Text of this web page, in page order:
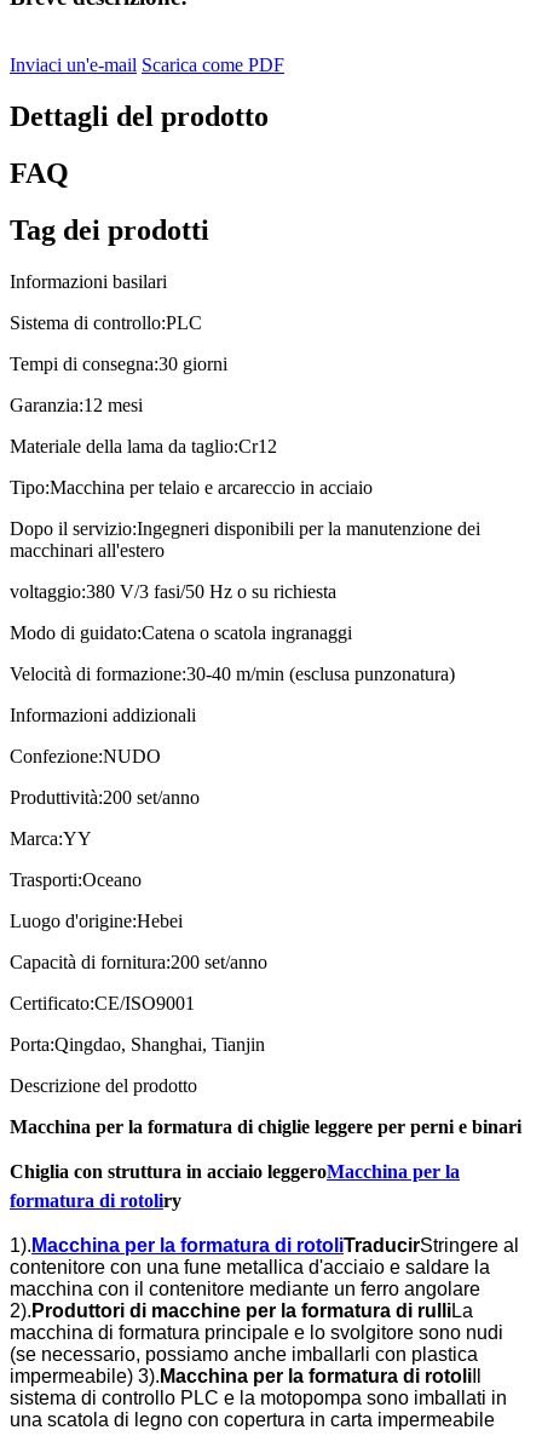
Inviaci un'e-mail Scarica come PDF
Dettagli del prodotto
FAQ
Tag dei prodotti
Informazioni basilari
Sistema di controllo:PLC
Tempi di consegna:30 giorni
Garanzia:12 mesi
Materiale della lama da taglio:Cr12
Tipo:Macchina per telaio e arcareccio in acciaio
Dopo il servizio:Ingegneri disponibili per la manutenzione dei
macchinari all'estero
voltaggio:380 V/3 fasi/50 Hz o su richiesta
Modo di guidato:Catena o scatola ingranaggi
Velocità di formazione:30-40 m/min (esclusa punzonatura)
Informazioni addizionali
Confezione:NUDO
Produttività:200 set/anno
Marca:YY
Trasporti:Oceano
Luogo d'origine:Hebei
Capacità di fornitura:200 set/anno
Certificato:CE/ISO9001
Porta:Qingdao, Shanghai, Tianjin
Descrizione del prodotto
Macchina per la formatura di chiglie leggere per perni e binari
Chiglia con struttura in acciaio leggeroMacchina per la
formatura di rotoliry
1). Macchina per la formatura di rotoliTraducirStringere al
contenitore con una fune metallica d'acciaio e saldare la
macchina con il contenitore mediante un ferro angolare
2). Produttori di macchine per la formatura di rulliLa
macchina di formatura principale e lo svolgitore sono nudi
(se necessario, possiamo anche imballarli con plastica
impermeabile) 3). Macchina per la formatura di rotoli
sistema di controllo PLC e la motopompa sono imballati in
una scatola di legno con copertura in carta impermeabile